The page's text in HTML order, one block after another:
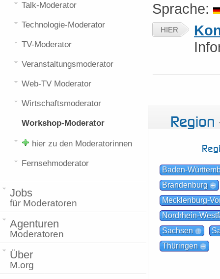
Sprache:
HIER
Region
Baden-
Brandenburg
Mecklenburg-
Nordrhein-
Sachsen
Thüringen
Talk-Moderator
Technologie-Moderator
TV-Moderator
Veranstaltungsmoderator
Web-TV Moderator
Wirtschaftsmoderator
Workshop-Moderator
hier zu den Moderatorinnen
Fernsehmoderator
Jobs
für Moderatoren
Agenturen
Moderatoren
Über
M.org